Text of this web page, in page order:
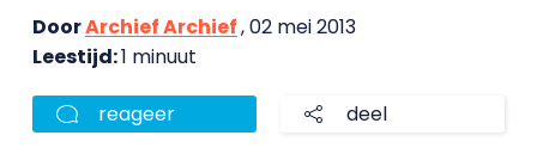
DoorArchief Archief, 02 mei 2013
Leestijd:1 minuut
reageer deel